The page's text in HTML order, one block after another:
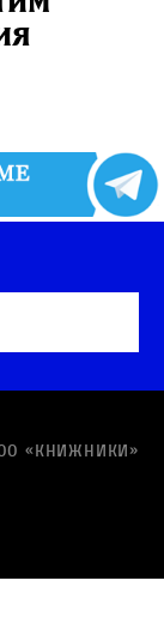
«КНИЖНИКИ»